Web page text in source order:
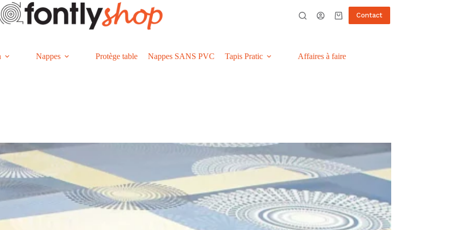
Panier
Contact
Nappes Protège table Nappes SANS PVC Tapis Pratic Affaires à faire